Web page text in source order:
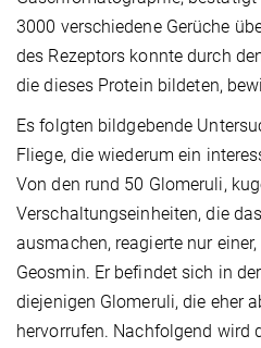
3000 verschiedene Gerüche
des Rezeptors konnte durch
die dieses Protein bildeten,
Es folgten bildgebende
Fliege, die wiederum ein
Von den rund 50 Glomeruli,
Verschaltungseinheiten, die
ausmachen, reagierte nur
Geosmin. Er befindet sich in
diejenigen Glomeruli, die eher
hervorrufen. Nachfolgend wird